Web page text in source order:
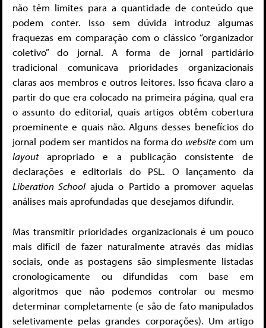
não têm limites para a quantidade de conteúdo que
podem conter. Isso sem dúvida introduz algumas
fraquezas em comparação com o clássico “organizador
coletivo” do jornal. A forma de jornal partidário
tradicional comunicava prioridades organizacionais
claras aos membros e outros leitores. Isso ficava claro a
partir do que era colocado na primeira página, qual era
o assunto do editorial, quais artigos obtêm cobertura
proeminente e quais não. Alguns desses benefícios do
jornal podem ser mantidos na forma do websitecom um
layoutapropriado e a publicação consistente de
declarações e editoriais do PSL. O lançamento da
Liberation Schoolajuda o Partido a promover aquelas
análises mais aprofundadas que desejamos difundir.
Mas transmitir prioridades organizacionais é um pouco
mais difícil de fazer naturalmente através das mídias
sociais, onde as postagens são simplesmente listadas
cronologicamente ou difundidas com base em
algoritmos que não podemos controlar ou mesmo
determinar completamente (e são de fato manipulados
seletivamente pelas grandes corporações). Um artigo